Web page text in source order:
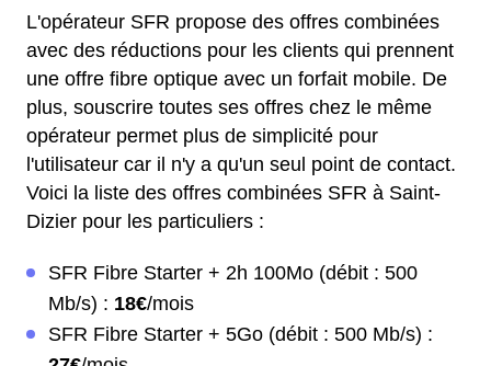
L'opérateur SFR propose des offres combinées
avec des réductions pour les clients qui prennent
une offre fibre optique avec un forfait mobile. De
plus, souscrire toutes ses offres chez le même
opérateur permet plus de simplicité pour
l'utilisateur car il n'y a qu'un seul point de contact.
Voici la liste des offres combinées SFR à Saint-
Dizier pour les particuliers :
SFR Fibre Starter + 2h 100Mo (débit : 500
Mb/s) : 18€/mois
SFR Fibre Starter + 5Go (débit : 500 Mb/s) :